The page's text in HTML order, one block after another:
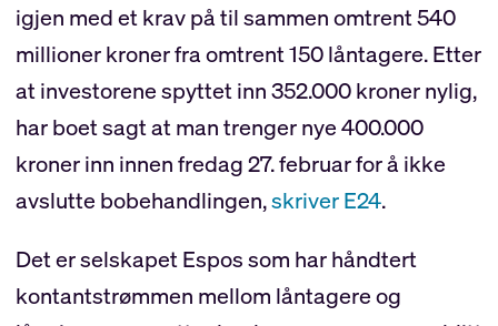
igjen med et krav på til sammen omtrent 540
millioner kroner fra omtrent 150 låntagere. Etter
at investorene spyttet inn 352.000 kroner nylig,
har boet sagt at man trenger nye 400.000
kroner inn innen fredag 27. februar for å ikke
avslutte bobehandlingen,skriver E24.
Det er selskapet Espos som har håndtert
kontantstrømmen mellom låntagere og